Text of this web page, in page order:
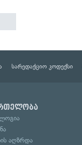
სარედაქციო კოდექსი
აღზრდა